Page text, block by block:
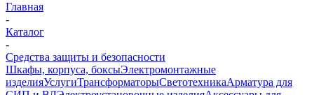
Главная
-
Каталог
-
Средства защиты и безопасности
Шкафы, корпуса, боксыЭлектромонтажные
изделияУслугиТрансформаторыСветотехникаАрматура для